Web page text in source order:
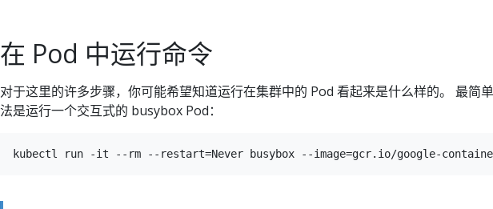
在 Pod 中运行命令
对于这里的许多步骤，你可能希望知道运行在集群中的 Pod 看起来是什么样的。 最简
法是运行一个交互式的 busybox Pod：